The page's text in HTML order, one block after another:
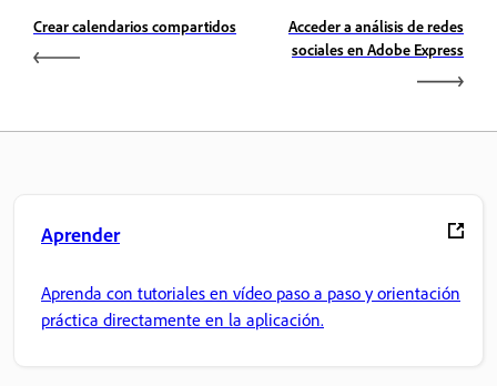
Crear calendarios compartidos
Acceder a análisis de redes
sociales en Adobe Express
Aprender
Aprenda con tutoriales en vídeo paso a paso y orientación
práctica directamente en la aplicación.